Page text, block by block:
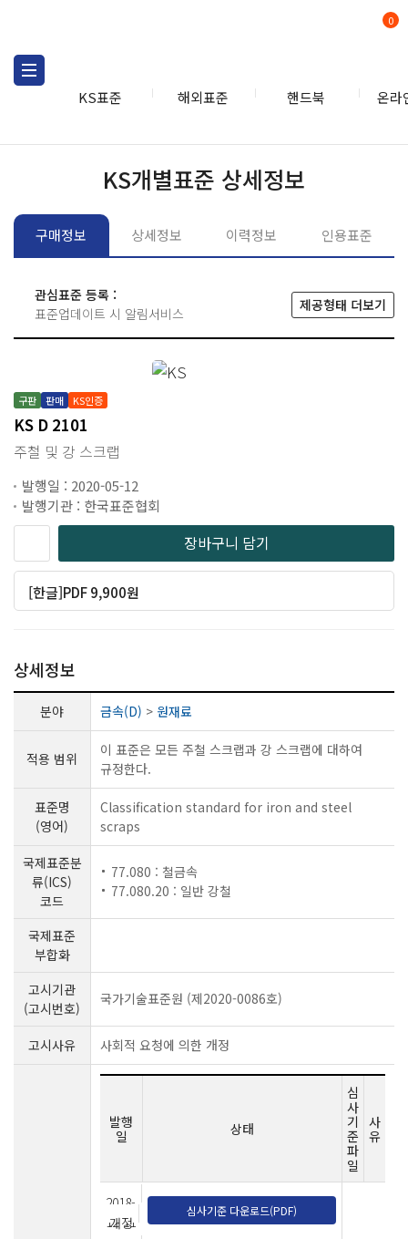
KS표준 해외표준 핸드북 온라
0
KS개별표준 상세정보
구매정보 상세정보 이력정보 인용표준
관심표준 등록 :
표준업데이트 시 알림서비스
제공형태 더보기
구판 판매 KS인증
KS D 2101
주철 및 강 스크랩
발행일 : 2020-05-12
발행기관 : 한국표준협회
장바구니 담기
[한글]PDF 9,900원
상세정보
분야 금속(D) > 원재료
적용 범위
이 표준은 모든 주철 스크랩과 강 스크랩에 대하여
규정한다.
표준명
(영어)
Classification standard for iron and steel
scraps
국제표준분
류(ICS)
코드
77.080 : 철금속
77.080.20 : 일반 강철
국제표준
부합화
고시기관
(고시번호)
국가기술표준원 (제2020-0086호)
고시사유 사회적 요청에 의한 개정
발행
일
상태
심
사
기
준
파
일
사
유
2018-
12-11
개정
심사기준 다운로드(PDF)